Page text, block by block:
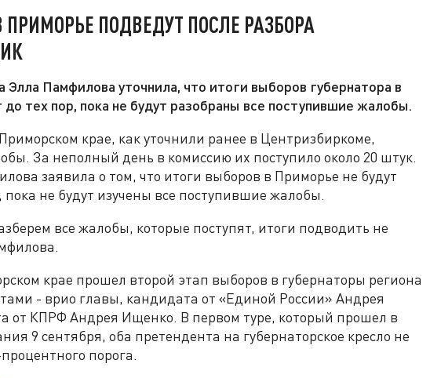
ПОДВЕДУТ ПОСЛЕ РАЗБОРА
Элла Памфилова уточнила, что итоги выборов губернатора в
тех пор, пока не будут разобраны все поступившие жалобы.
крае, как уточнили ранее в Центризбиркоме,
За неполный день в комиссию их поступило около 20 штук.
заявила о том, что итоги выборов в Приморье не будут
не будут изучены все поступившие жалобы.
все жалобы, которые поступят, итоги подводить не
крае прошел второй этап выборов в губернаторы региона
- врио главы, кандидата от «Единой России» Андрея
от КПРФ Андрея Ищенко. В первом туре, который прошел в
9 сентября, оба претендента на губернаторское кресло не
порога.